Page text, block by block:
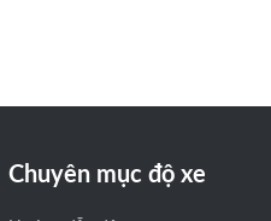
Chuyên mục độ xe